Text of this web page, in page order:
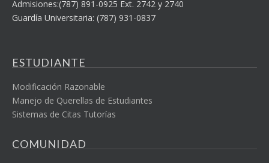
Admisiones:(787) 891-0925 Ext. 2742 y 2740
Guardía Universitaria: (787) 931-0837
ESTUDIANTE
Modificación Razonable
Manejo de Querellas de Estudiantes
Sistemas de Citas Tutorías
COMUNIDAD